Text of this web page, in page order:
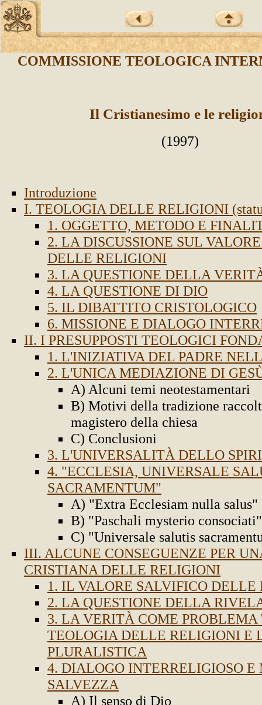
COMMISSIONE TEOLOGICA
Il Cristianesimo e le
(1997)
Introduzione
I. TEOLOGIA DELLE RELIGIONI
1. OGGETTO, METODO E
2. LA DISCUSSIONE SUL
DELLE RELIGIONI
3. LA QUESTIONE DELLA
4. LA QUESTIONE DI DIO
5. IL DIBATTITO CRISTOLOGICO
6. MISSIONE E DIALOGO
II. I PRESUPPOSTI TEOLOGICI
1. L'INIZIATIVA DEL PADRE
2. L'UNICA MEDIAZIONE DI
A) Alcuni temi neotestamentari
B) Motivi della tradizione
magistero della chiesa
C) Conclusioni
3. L'UNIVERSALITÀ DELLO
4. "ECCLESIA, UNIVERSALE
SACRAMENTUM"
A) "Extra Ecclesiam nulla salus"
B) "Paschali mysterio consociati"
C) "Universale salutis
III. ALCUNE CONSEGUENZE PER
CRISTIANA DELLE RELIGIONI
1. IL VALORE SALVIFICO DELLE
2. LA QUESTIONE DELLA
3. LA VERITÀ COME
TEOLOGIA DELLE RELIGIONI E
PLURALISTICA
4. DIALOGO INTERRELIGIOSO E
SALVEZZA
A) Il senso di Dio